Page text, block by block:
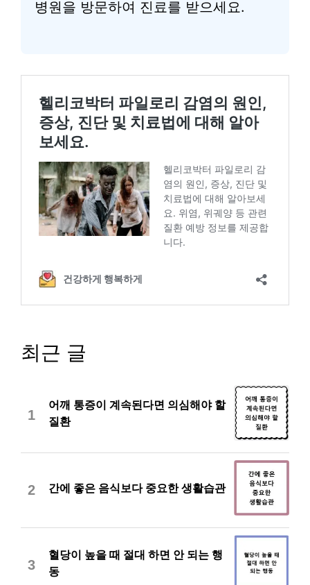
병원을 방문하여 진료를 받으세요.
최근 글
1
어깨 통증이 계속된다면 의심해야 할
질환
2 간에 좋은 음식보다 중요한 생활습관
3
혈당이 높을 때 절대 하면 안 되는 행
동